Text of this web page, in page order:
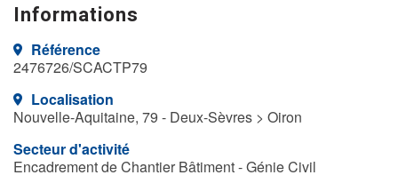
Informations
Référence
2476726/SCACTP79
Localisation
Nouvelle-Aquitaine, 79 - Deux-Sèvres > Oiron
Secteur d'activité
Encadrement de Chantier Bâtiment - Génie Civil